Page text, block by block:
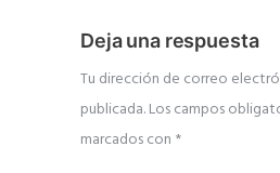
Deja una respuesta
Tu dirección de correo
publicada.Los campos
marcados con *